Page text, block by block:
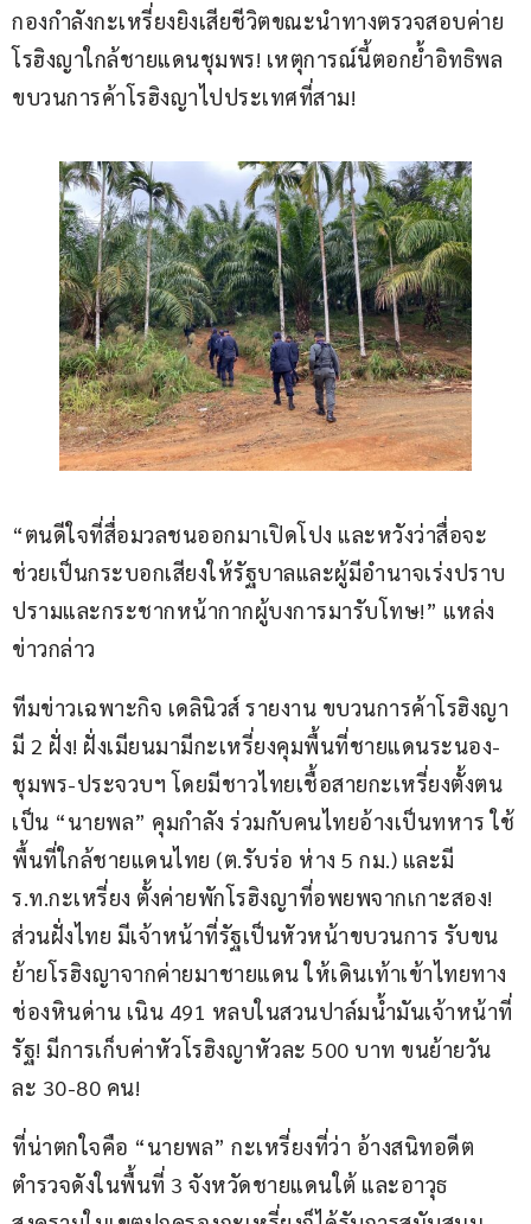
กองกำลังกะเหรี่ยงยิงเสียชีวิตขณะนำทางตรวจสอบค่าย
โรฮิงญาใกล้ชายแดนชุมพร! เหตุการณ์นี้ตอกย้ำอิทธิพล
ขบวนการค้าโรฮิงญาไปประเทศที่สาม!
“ตนดีใจที่สื่อมวลชนออกมาเปิดโปง และหวังว่าสื่อจะ
ช่วยเป็นกระบอกเสียงให้รัฐบาลและผู้มีอำนาจเร่งปราบ
ปรามและกระชากหน้ากากผู้บงการมารับโทษ!” แหล่ง
ข่าวกล่าว
ทีมข่าวเฉพาะกิจ เดลินิวส์ รายงาน ขบวนการค้าโรฮิงญา
มี 2 ฝั่ง! ฝั่งเมียนมามีกะเหรี่ยงคุมพื้นที่ชายแดนระนอง-
ชุมพร-ประจวบฯ โดยมีชาวไทยเชื้อสายกะเหรี่ยงตั้งตน
เป็น “นายพล” คุมกำลัง ร่วมกับคนไทยอ้างเป็นทหาร ใช้
พื้นที่ใกล้ชายแดนไทย (ต.รับร่อ ห่าง 5 กม.) และมี
ร.ท.กะเหรี่ยง ตั้งค่ายพักโรฮิงญาที่อพยพจากเกาะสอง!
ส่วนฝั่งไทย มีเจ้าหน้าที่รัฐเป็นหัวหน้าขบวนการ รับขน
ย้ายโรฮิงญาจากค่ายมาชายแดน ให้เดินเท้าเข้าไทยทาง
ช่องหินด่าน เนิน 491 หลบในสวนปาล์มน้ำมันเจ้าหน้าที่
รัฐ! มีการเก็บค่าหัวโรฮิงญาหัวละ 500 บาท ขนย้ายวัน
ละ 30-80 คน!
ที่น่าตกใจคือ “นายพล” กะเหรี่ยงที่ว่า อ้างสนิทอดีต
ตำรวจดังในพื้นที่ 3 จังหวัดชายแดนใต้ และอาวุธ